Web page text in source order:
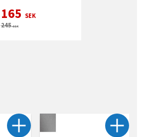
165 SEK
245SEK